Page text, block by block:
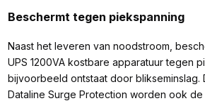
Beschermt tegen piekspanning
Naast het leveren van noodstroom,
UPS 1200VA kostbare apparatuur tegen
bijvoorbeeld ontstaat door blikseminslag.
Dataline Surge Protection worden ook